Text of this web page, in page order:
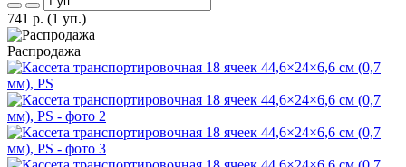
741 р. (1 уп.)
Распродажа